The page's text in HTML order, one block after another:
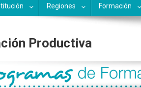
Regiones Formación
Productiva